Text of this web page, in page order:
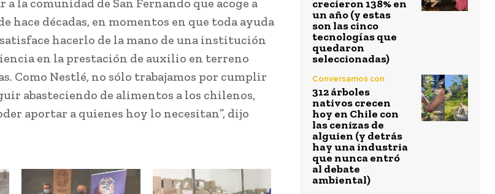
a la comunidad de San Fernando que acoge a
hace décadas, en momentos en que toda ayuda
hacerlo de la mano de una institución
en la prestación de auxilio en terreno
Como Nestlé, no sólo trabajamos por cumplir
abasteciendo de alimentos a los chilenos,
aportar a quienes hoy lo necesitan”, dijo
crecieron 138% en
un año (y estas
son las cinco
tecnologías que
quedaron
seleccionadas)
Conversamos con
312 árboles
nativos crecen
hoy en Chile con
las cenizas de
alguien (y detrás
hay una industria
que nunca entró
al debate
ambiental)